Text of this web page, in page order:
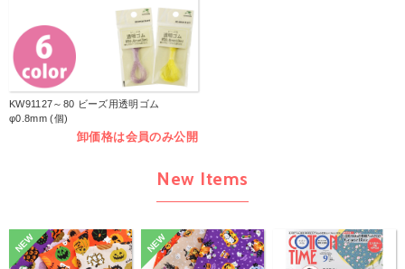
KW91127～80 ビーズ用透明ゴム
φ0.8mm (個)
卸価格は会員のみ公開
New Items
NEW NEW